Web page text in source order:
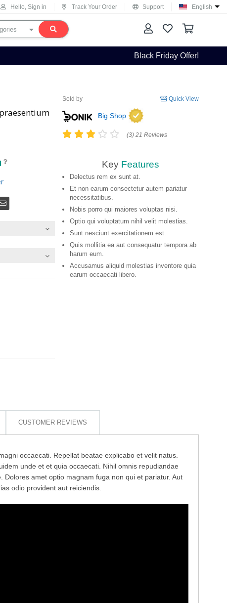
Hello, Sign in Track Your Order Support English
Black Friday Offer!
Sold by Quick View
Big Shop
(3) 21 Reviews
Key Features
Delectus rem ex sunt at.
Et non earum consectetur autem pariatur
necessitatibus.
Nobis porro qui maiores voluptas nisi.
Optio qui voluptatum nihil velit molestias.
Sunt nesciunt exercitationem est.
Quis mollitia ea aut consequatur tempora ab
harum eum.
Accusamus aliquid molestias inventore quia
earum occaecati libero.
CUSTOMER REVIEWS
occaecati. Repellat beatae explicabo et velit natus.
unde et et quia occaecati. Nihil omnis repudiandae
amet optio magnam fuga non qui et pariatur. Aut
odio provident aut reiciendis.